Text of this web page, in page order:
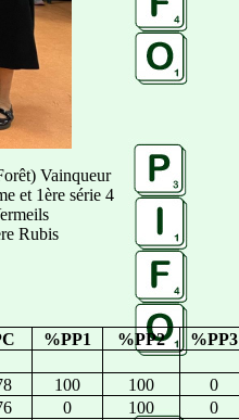
Vainqueur
et 1ère série 4
Rubis
%PP1 %PP2 %PP3
100 100 0
0 100 0